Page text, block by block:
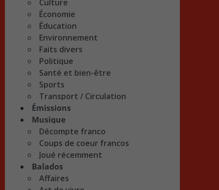
Culture
Économie
Éducation
Environnement
Faits divers
Politique
Santé et bien-être
Sports
Transport / Circulation
Émissions
Musique
Décompte franco
Coups de coeur francos
Joué récemment
Balados
Affaires